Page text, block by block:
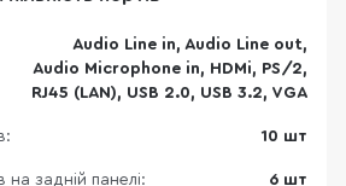
Audio Line in, Audio Line out,
Audio Microphone in, HDMi, PS/2,
RJ45 (LAN), USB 2.0, USB 3.2, VGA
10 шт
на задній панелі: 6 шт